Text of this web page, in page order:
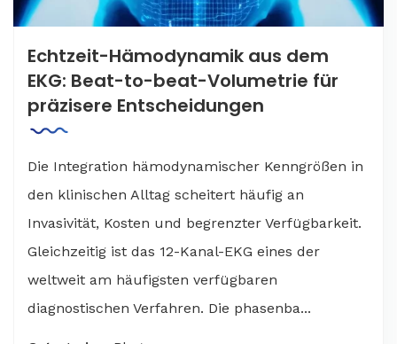
Echtzeit-Hämodynamik aus dem
EKG: Beat-to-beat-Volumetrie für
präzisere Entscheidungen
Die Integration hämodynamischer Kenngrößen in
den klinischen Alltag scheitert häufig an
Invasivität, Kosten und begrenzter Verfügbarkeit.
Gleichzeitig ist das 12-Kanal-EKG eines der
weltweit am häufigsten verfügbaren
diagnostischen Verfahren. Die phasenba...